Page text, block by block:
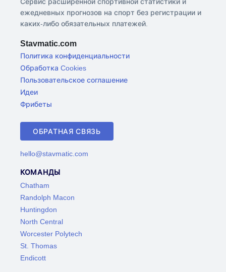
ежедневных прогнозов на спорт без регистрации и
каких-либо обязательных платежей.
Stavmatic.com
Политика конфиденциальности
Обработка Cookies
Пользовательское соглашение
Идеи
Фрибеты
ОБРАТНАЯ СВЯЗЬ
hello@stavmatic.com
КОМАНДЫ
Chatham
Randolph Macon
Huntingdon
North Central
Worcester Polytech
St. Thomas
Endicott